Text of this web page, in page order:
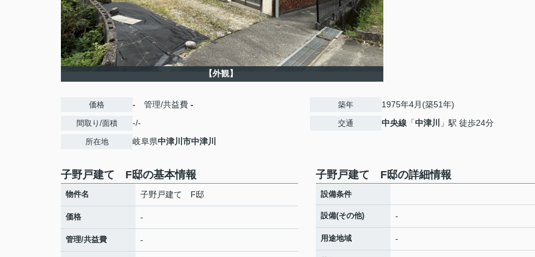
【外観】
価格 - 管理/共益費 -
間取り/面積 -/-
所在地 岐阜県中津川市中津川
築年 1975年4月(築51年)
交通 中央線 「中津川 」駅 徒歩24分
子野戸建て F邸の基本情報
物件名 子野戸建て F邸
価格 -
管理/共益費 -
子野戸建て F邸の詳細情報
設備条件
設備(その他) -
用途地域 -